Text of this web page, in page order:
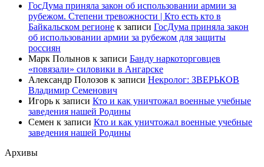
ГосДума приняла закон об использовании армии за
рубежом. Степени тревожности | Кто есть кто в
Байкальском регионе к записи ГосДума приняла закон
об использовании армии за рубежом для защиты
россиян
Марк Полынов к записи Банду наркоторговцев
«повязали» силовики в Ангарске
Александр Полозов к записи Некролог: ЗВЕРЬКОВ
Владимир Семенович
Игорь к записи Кто и как уничтожал военные учебные
заведения нашей Родины
Семен к записи Кто и как уничтожал военные учебные
заведения нашей Родины
Архивы